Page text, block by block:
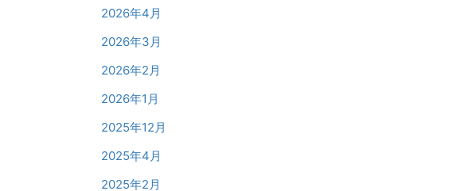
2026年4月
2026年3月
2026年2月
2026年1月
2025年12月
2025年4月
2025年2月